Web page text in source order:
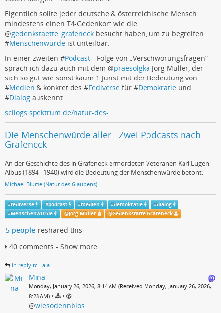
Eigentlich sollte jeder deutsche & österreichische Mensch
mindestens einen T4-Gedenkort wie die
@gedenkstaette_grafeneck besucht haben, um zu begreifen:
#Menschenwürde ist unteilbar.
In einer zweiten #Podcast - Folge von „Verschwörungsfragen“
sprach ich dazu auch mit dem @praesolgka Jörg Müller, der
sich so gut wie sonst kaum 1 Jurist mit der Bedeutung von
#Medien & konkret des #Fediverse für #Demokratie und
#Dialog auskennt.
scilogs.spektrum.de/natur-des-…
Die Menschenwürde aller - Zwei Podcasts nach
Grafeneck
An der Geschichte des in Grafeneck ermordeten Veteranen Karl Eugen
Albus (1894 - 1940) wird die Bedeutung der Menschenwürde betont.
Michael Blume (Natur des Glaubens)
#fediverse #podcast #medien #demokratie #dialog
#Menschenwürde @Jörg Müller @Gedenkstätte Grafeneck
5 people reshared this
40 comments - Show more
in reply to Lala
Mina
Monday, January 26, 2026, 8:14 AM (Received Monday, January 26, 2026,
8:23 AM) • •
@wiesodennblos